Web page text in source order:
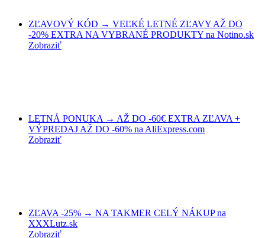
ZĽAVOVÝ KÓD → VEĽKÉ LETNÉ ZĽAVY AŽ DO
-20% EXTRA NA VYBRANÉ PRODUKTY na Notino.sk
Zobraziť
LETNÁ PONUKA → AŽ DO -60€ EXTRA ZĽAVA +
VÝPREDAJ AŽ DO -60% na AliExpress.com
Zobraziť
ZĽAVA -25% → NA TAKMER CELÝ NÁKUP na
XXXLutz.sk
Zobraziť